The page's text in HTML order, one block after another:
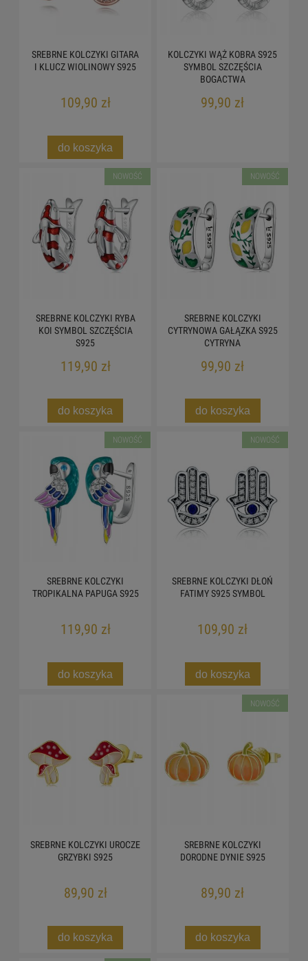
SREBRNE KOLCZYKI GITARA
I KLUCZ WIOLINOWY S925
109,90 zł
do koszyka
KOLCZYKI WĄŻ KOBRA S925
SYMBOL SZCZĘŚCIA
BOGACTWA
99,90 zł
SREBRNE KOLCZYKI RYBA
KOI SYMBOL SZCZĘŚCIA
S925
119,90 zł
do koszyka
NOWOŚĆ
SREBRNE KOLCZYKI
CYTRYNOWA GAŁĄZKA S925
CYTRYNA
99,90 zł
do koszyka
NOWOŚĆ
SREBRNE KOLCZYKI
TROPIKALNA PAPUGA S925
119,90 zł
do koszyka
NOWOŚĆ
SREBRNE KOLCZYKI DŁOŃ
FATIMY S925 SYMBOL
109,90 zł
do koszyka
NOWOŚĆ
SREBRNE KOLCZYKI UROCZE
GRZYBKI S925
89,90 zł
do koszyka
SREBRNE KOLCZYKI
DORODNE DYNIE S925
89,90 zł
do koszyka
NOWOŚĆ